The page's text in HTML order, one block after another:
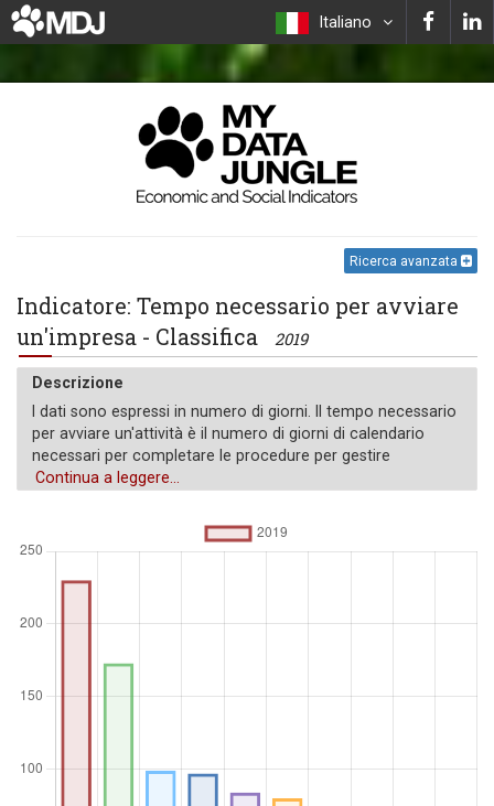
Italiano
Ricerca avanzata
Indicatore: Tempo necessario per avviare
un'impresa - Classifica
2019
Descrizione
I dati sono espressi in numero di giorni. Il tempo necessario
per avviare un'attività è il numero di giorni di calendario
necessari per completare le procedure per gestire
legalmente un'attività. Se una procedura può essere
la procedura più rapida, indipendentemente dal costo
medesimo.
Operatore
Continua a leggere...